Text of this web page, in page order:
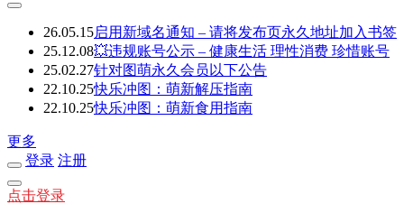
26.05.15启用新域名通知 – 请将发布页永久地址加入书签
25.12.08💥违规账号公示 – 健康生活 理性消费 珍惜账号
25.02.27针对图萌永久会员以下公告
22.10.25快乐冲图：萌新解压指南
22.10.25快乐冲图：萌新食用指南
更多
登录 注册
点击登录